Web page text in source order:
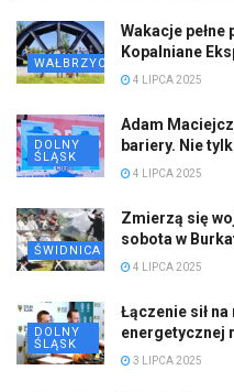
WAŁBRZYCH
Wakacje
Kopalniane
4 LIPCA 2025
DOLNY
ŚLĄSK
Adam
bariery. Nie
4 LIPCA 2025
ŚWIDNICA
Zmierzą się
sobota w
4 LIPCA 2025
DOLNY
ŚLĄSK
Łączenie sił
energetycznej
3 LIPCA 2025